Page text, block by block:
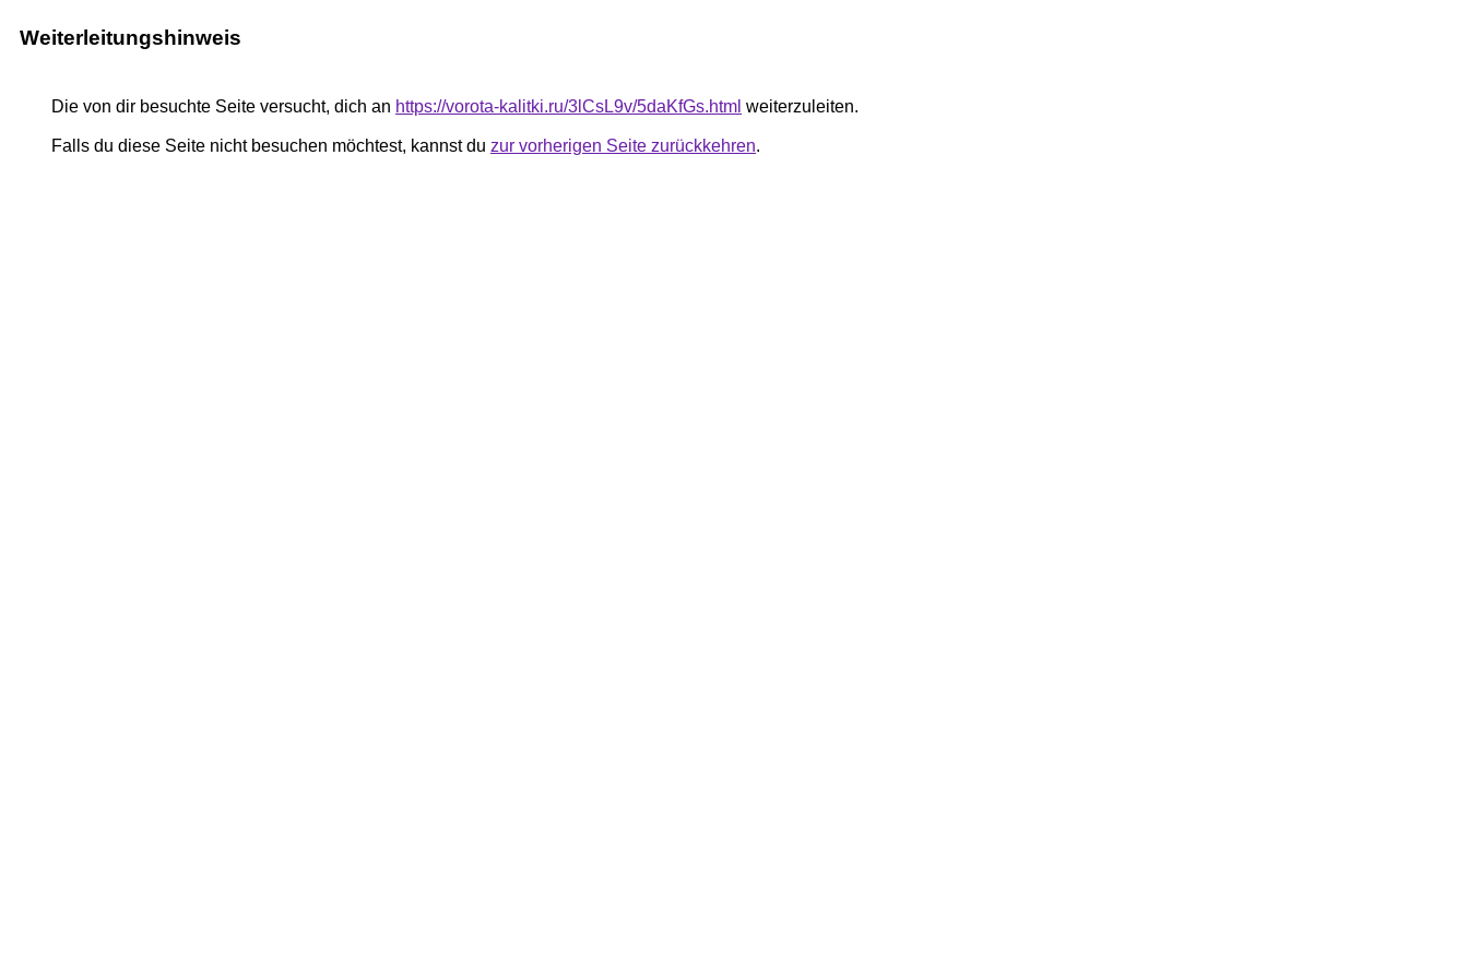
Weiterleitungshinweis
Die von dir besuchte Seite versucht, dich an https://vorota-kalitki.ru/3lCsL9v/5daKfGs.html weiterzuleiten.
Falls du diese Seite nicht besuchen möchtest, kannst du zur vorherigen Seite zurückkehren.